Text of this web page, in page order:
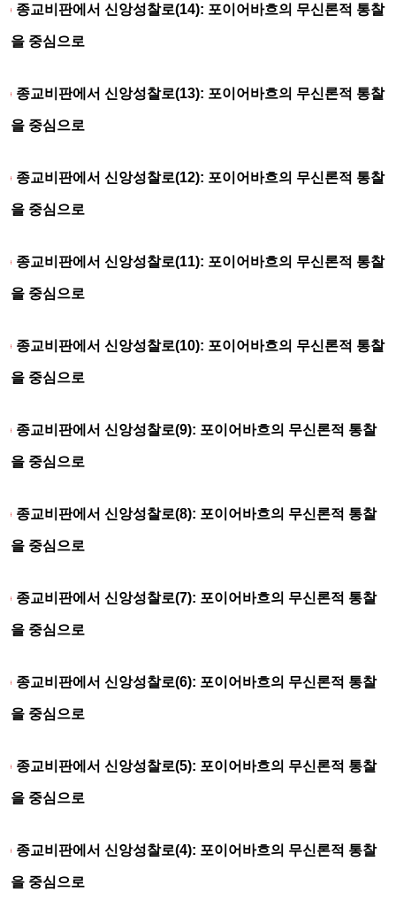
종교비판에서 신앙성찰로(14): 포이어바흐의 무신론적 통찰
을 중심으로
종교비판에서 신앙성찰로(13): 포이어바흐의 무신론적 통찰
을 중심으로
종교비판에서 신앙성찰로(12): 포이어바흐의 무신론적 통찰
을 중심으로
종교비판에서 신앙성찰로(11): 포이어바흐의 무신론적 통찰
을 중심으로
종교비판에서 신앙성찰로(10): 포이어바흐의 무신론적 통찰
을 중심으로
종교비판에서 신앙성찰로(9): 포이어바흐의 무신론적 통찰
을 중심으로
종교비판에서 신앙성찰로(8): 포이어바흐의 무신론적 통찰
을 중심으로
종교비판에서 신앙성찰로(7): 포이어바흐의 무신론적 통찰
을 중심으로
종교비판에서 신앙성찰로(6): 포이어바흐의 무신론적 통찰
을 중심으로
종교비판에서 신앙성찰로(5): 포이어바흐의 무신론적 통찰
을 중심으로
종교비판에서 신앙성찰로(4): 포이어바흐의 무신론적 통찰
을 중심으로